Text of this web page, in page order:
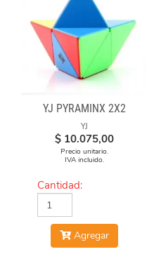
YJ PYRAMINX 2X2
YJ
$ 10.075,00
Precio unitario.
IVA incluido.
Cantidad:
Agregar